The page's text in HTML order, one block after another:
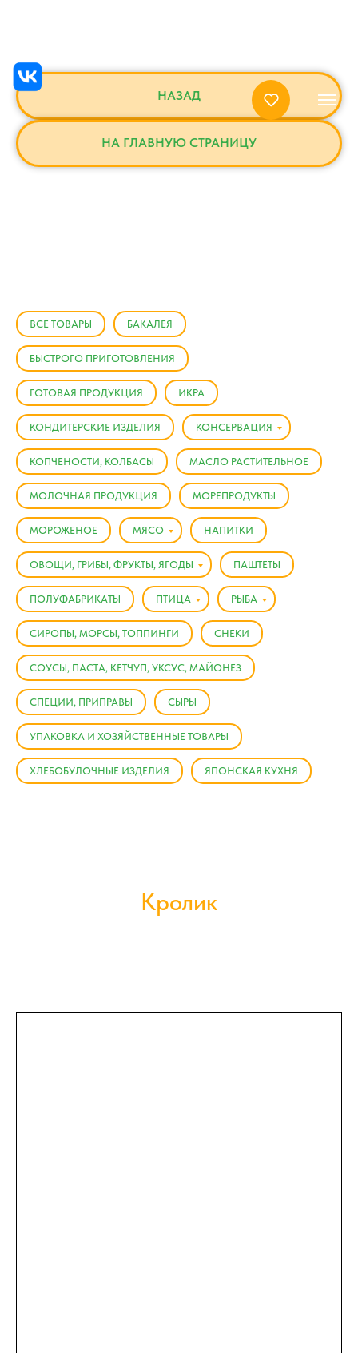
НАЗАД
НА ГЛАВНУЮ СТРАНИЦУ
ВСЕ ТОВАРЫ БАКАЛЕЯ
БЫСТРОГО ПРИГОТОВЛЕНИЯ
ГОТОВАЯ ПРОДУКЦИЯ ИКРА
КОНДИТЕРСКИЕ ИЗДЕЛИЯ КОНСЕРВАЦИЯ
КОПЧЕНОСТИ, КОЛБАСЫ МАСЛО РАСТИТЕЛЬНОЕ
МОЛОЧНАЯ ПРОДУКЦИЯ МОРЕПРОДУКТЫ
МОРОЖЕНОЕ МЯСО НАПИТКИ
ОВОЩИ, ГРИБЫ, ФРУКТЫ, ЯГОДЫ ПАШТЕТЫ
ПОЛУФАБРИКАТЫ ПТИЦА РЫБА
СИРОПЫ, МОРСЫ, ТОППИНГИ СНЕКИ
СОУСЫ, ПАСТА, КЕТЧУП, УКСУС, МАЙОНЕЗ
СПЕЦИИ, ПРИПРАВЫ СЫРЫ
УПАКОВКА И ХОЗЯЙСТВЕННЫЕ ТОВАРЫ
ХЛЕБОБУЛОЧНЫЕ ИЗДЕЛИЯ ЯПОНСКАЯ КУХНЯ
Кролик